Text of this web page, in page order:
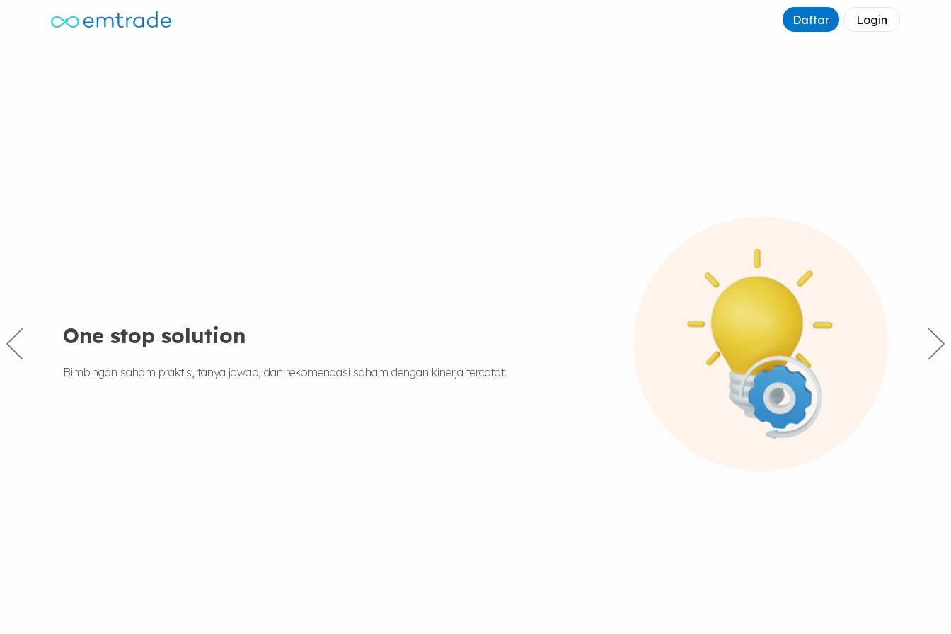
Daftar Login
One stop solution
Bimbingan saham praktis, tanya jawab, dan rekomendasi saham dengan kinerja tercatat.